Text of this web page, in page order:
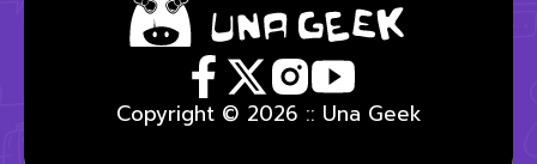
Copyright © 2026 :: Una Geek